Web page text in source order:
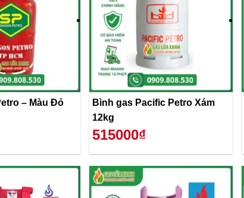
– Màu Đỏ
Bình gas Pacific Petro Xám
12kg
515000₫